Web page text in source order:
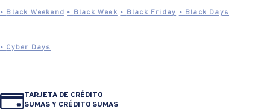
• Black Weekend • Black Week • Black Friday • Black Days
• Cyber Days
TARJETA DE CRÉDITO
SUMAS Y CRÉDITO SUMAS